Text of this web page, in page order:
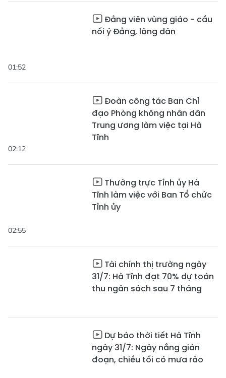
01:52
Đảng viên vùng giáo - cầu
nối ý Đảng, lòng dân
02:12
Đoàn công tác Ban Chỉ
đạo Phòng không nhân dân
Trung ương làm việc tại Hà
Tĩnh
02:55
Thường trực Tỉnh ủy Hà
Tĩnh làm việc với Ban Tổ chức
Tỉnh ủy
Tài chính thị trường ngày
31/7: Hà Tĩnh đạt 70% dự toán
thu ngân sách sau 7 tháng
Dự báo thời tiết Hà Tĩnh
ngày 31/7: Ngày nắng gián
đoạn, chiều tối có mưa rào